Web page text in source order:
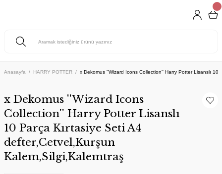
Anasayfa HARRY POTTER x Dekomus ''Wizard Icons Collection'' Harry Potter Lisanslı
x Dekomus ''Wizard Icons
Collection'' Harry Potter Lisanslı
10 Parça Kırtasiye Seti A4
defter,Cetvel,Kurşun
Kalem,Silgi,Kalemtraş